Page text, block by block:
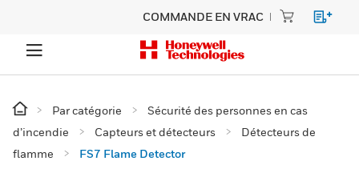
COMMANDE EN VRAC
Par catégorie
Sécurité des personnes en cas
d’incendie
Capteurs et détecteurs
Détecteurs de
flamme
FS7 Flame Detector